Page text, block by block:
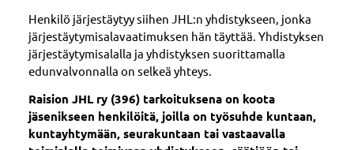
Henkilö järjestäytyy siihen JHL:n yhdistykseen, jonka
järjestäytymisalavaatimuksen hän täyttää. Yhdistyksen
järjestäytymisalalla ja yhdistyksen suorittamalla
edunvalvonnalla on selkeä yhteys.
Raision JHL ry (396) tarkoituksena on koota
jäsenikseen henkilöitä, joilla on työsuhde kuntaan,
kuntayhtymään, seurakuntaan tai vastaavalla